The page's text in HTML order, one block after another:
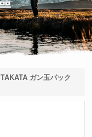
TAKATA ガン玉パック